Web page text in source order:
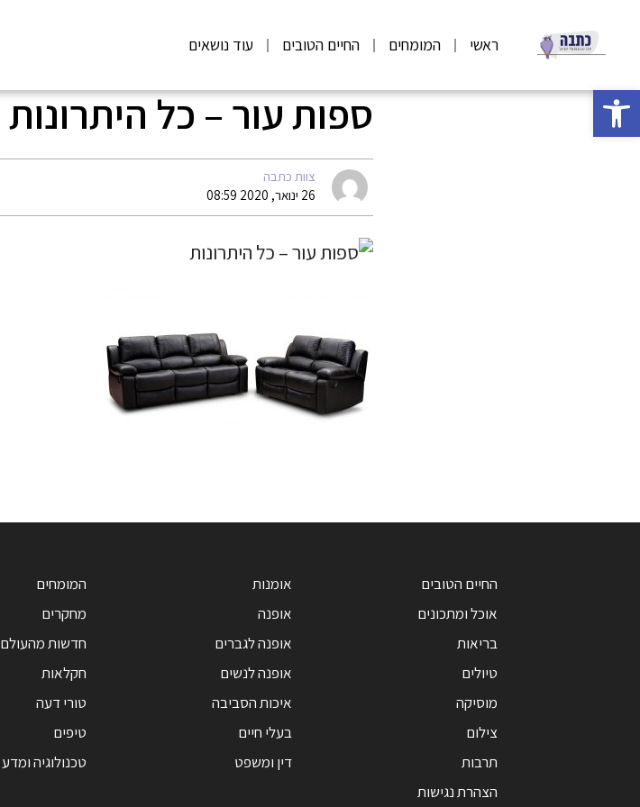
פתח סרגל נגישות
ראשי המומחים החיים הטובים עוד נושאים
ספות עור – כל היתרונות
צוות כתבה
26 ינואר, 2020 08:59
החיים הטובים
אוכל ומתכונים
בריאות
טיולים
מוסיקה
צילום
תרבות
הצהרת נגישות
אומנות
אופנה
אופנה לגברים
אופנה לנשים
איכות הסביבה
בעלי חיים
דין ומשפט
המומחים
מחקרים
חדשות מהעולם
חקלאות
טורי דעה
טיפים
טכנולוגיה ומדע